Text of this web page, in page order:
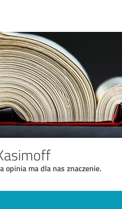
opinia ma dla nas znaczenie.